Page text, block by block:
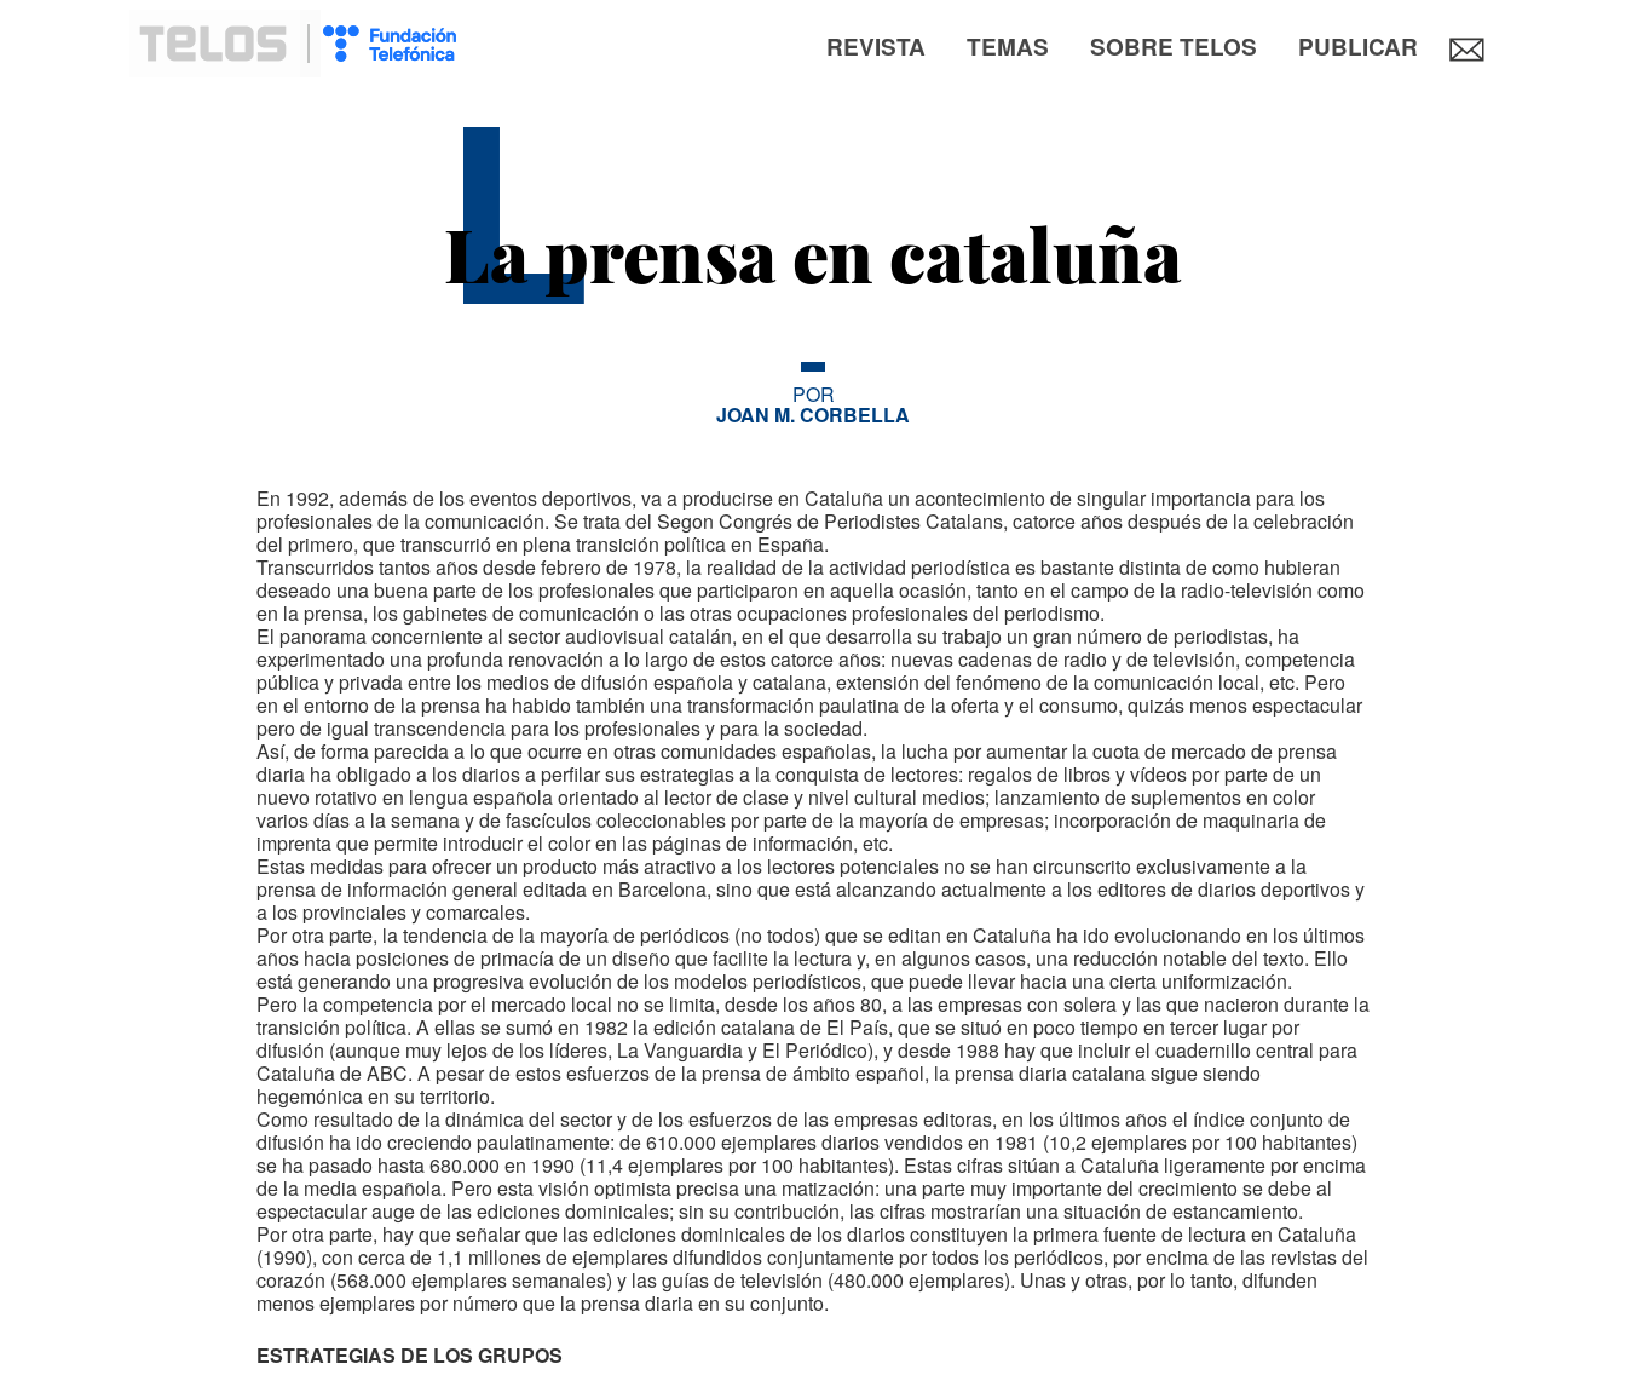
REVISTA TEMAS SOBRE TELOS PUBLICAR
L
La prensa en cataluña
POR
JOAN M. CORBELLA
En 1992, además de los eventos deportivos, va a producirse en Cataluña un acontecimiento de singular importancia para los
profesionales de la comunicación. Se trata del Segon Congrés de Periodistes Catalans, catorce años después de la celebración
del primero, que transcurrió en plena transición política en España.
Transcurridos tantos años desde febrero de 1978, la realidad de la actividad periodística es bastante distinta de como hubieran
deseado una buena parte de los profesionales que participaron en aquella ocasión, tanto en el campo de la radio-televisión como
en la prensa, los gabinetes de comunicación o las otras ocupaciones profesionales del periodismo.
El panorama concerniente al sector audiovisual catalán, en el que desarrolla su trabajo un gran número de periodistas, ha
experimentado una profunda renovación a lo largo de estos catorce años: nuevas cadenas de radio y de televisión, competencia
pública y privada entre los medios de difusión española y catalana, extensión del fenómeno de la comunicación local, etc. Pero
en el entorno de la prensa ha habido también una transformación paulatina de la oferta y el consumo, quizás menos espectacular
pero de igual transcendencia para los profesionales y para la sociedad.
Así, de forma parecida a lo que ocurre en otras comunidades españolas, la lucha por aumentar la cuota de mercado de prensa
diaria ha obligado a los diarios a perfilar sus estrategias a la conquista de lectores: regalos de libros y vídeos por parte de un
nuevo rotativo en lengua española orientado al lector de clase y nivel cultural medios; lanzamiento de suplementos en color
varios días a la semana y de fascículos coleccionables por parte de la mayoría de empresas; incorporación de maquinaria de
imprenta que permite introducir el color en las páginas de información, etc.
Estas medidas para ofrecer un producto más atractivo a los lectores potenciales no se han circunscrito exclusivamente a la
prensa de información general editada en Barcelona, sino que está alcanzando actualmente a los editores de diarios deportivos y
a los provinciales y comarcales.
Por otra parte, la tendencia de la mayoría de periódicos (no todos) que se editan en Cataluña ha ido evolucionando en los últimos
años hacia posiciones de primacía de un diseño que facilite la lectura y, en algunos casos, una reducción notable del texto. Ello
está generando una progresiva evolución de los modelos periodísticos, que puede llevar hacia una cierta uniformización.
Pero la competencia por el mercado local no se limita, desde los años 80, a las empresas con solera y las que nacieron durante la
transición política. A ellas se sumó en 1982 la edición catalana de El País, que se situó en poco tiempo en tercer lugar por
difusión (aunque muy lejos de los líderes, La Vanguardia y El Periódico), y desde 1988 hay que incluir el cuadernillo central para
Cataluña de ABC. A pesar de estos esfuerzos de la prensa de ámbito español, la prensa diaria catalana sigue siendo
hegemónica en su territorio.
Como resultado de la dinámica del sector y de los esfuerzos de las empresas editoras, en los últimos años el índice conjunto de
difusión ha ido creciendo paulatinamente: de 610.000 ejemplares diarios vendidos en 1981 (10,2 ejemplares por 100 habitantes)
se ha pasado hasta 680.000 en 1990 (11,4 ejemplares por 100 habitantes). Estas cifras sitúan a Cataluña ligeramente por encima
de la media española. Pero esta visión optimista precisa una matización: una parte muy importante del crecimiento se debe al
espectacular auge de las ediciones dominicales; sin su contribución, las cifras mostrarían una situación de estancamiento.
Por otra parte, hay que señalar que las ediciones dominicales de los diarios constituyen la primera fuente de lectura en Cataluña
(1990), con cerca de 1,1 millones de ejemplares difundidos conjuntamente por todos los periódicos, por encima de las revistas del
corazón (568.000 ejemplares semanales) y las guías de televisión (480.000 ejemplares). Unas y otras, por lo tanto, difunden
menos ejemplares por número que la prensa diaria en su conjunto.
ESTRATEGIAS DE LOS GRUPOS